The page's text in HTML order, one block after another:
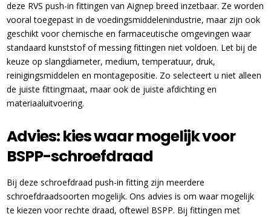
deze RVS push-in fittingen van Aignep breed inzetbaar. Ze worden
vooral toegepast in de voedingsmiddelenindustrie, maar zijn ook
geschikt voor chemische en farmaceutische omgevingen waar
standaard kunststof of messing fittingen niet voldoen. Let bij de
keuze op slangdiameter, medium, temperatuur, druk,
reinigingsmiddelen en montagepositie. Zo selecteert u niet alleen
de juiste fittingmaat, maar ook de juiste afdichting en
materiaaluitvoering.
Advies: kies waar mogelijk voor
BSPP-schroefdraad
Bij deze schroefdraad push-in fitting zijn meerdere
schroefdraadsoorten mogelijk. Ons advies is om waar mogelijk
te kiezen voor rechte draad, oftewel BSPP. Bij fittingen met